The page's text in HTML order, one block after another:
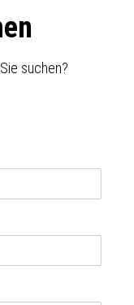
suchen?